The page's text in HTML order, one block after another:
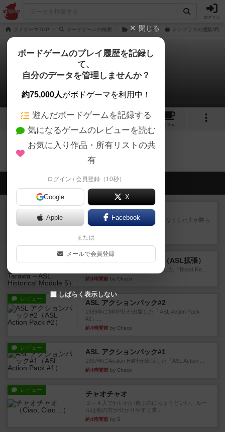
ログイン
ボドゲーマTOP ボードゲームの検索 テンプラス テンプラスの通販/商品
テンプラス
0件の動画
1 1
カフェ
テンプラスのトップに戻る
会員の新しい投稿
レビュー ラミィキューブ
数字の牌を出して1番早く手札をなくした人が勝ち
というシンプルだけど非常...
約2時間前
ブラッドリーフ：タラワ（ASL拡張）
1996年にHeat of Battle社が出版した『Blood Re...
約3時間前 by Chaco
レビュー ASL アクションパック#2
1999年にMMP社が出版した『ASL Action Pack
#2』...
約4時間前 by Chaco
レビュー ASL アクションパック#1
1997年にAvalon Hill社が出版した『ASL Action ...
約4時間前 by Chaco
レビュー チャオチャオ
３～４人でわいわい遊ぶのにちょうどいい。ルー
ルは他の方が分かりやすく書...
約4時間前 by S
閉じる
ボードゲームのプレイ履歴を記録し
て、
自分のデータを管理しませんか？
約75,000人がボドゲーマを利用中！
遊んだボードゲームを記録する
気になるゲームのレビューを読む
お気に入り作品・所有リストの共
有
ログイン / 会員登録（10秒）
Google X
Apple Facebook
または
メールで会員登録
しばらく表示しない